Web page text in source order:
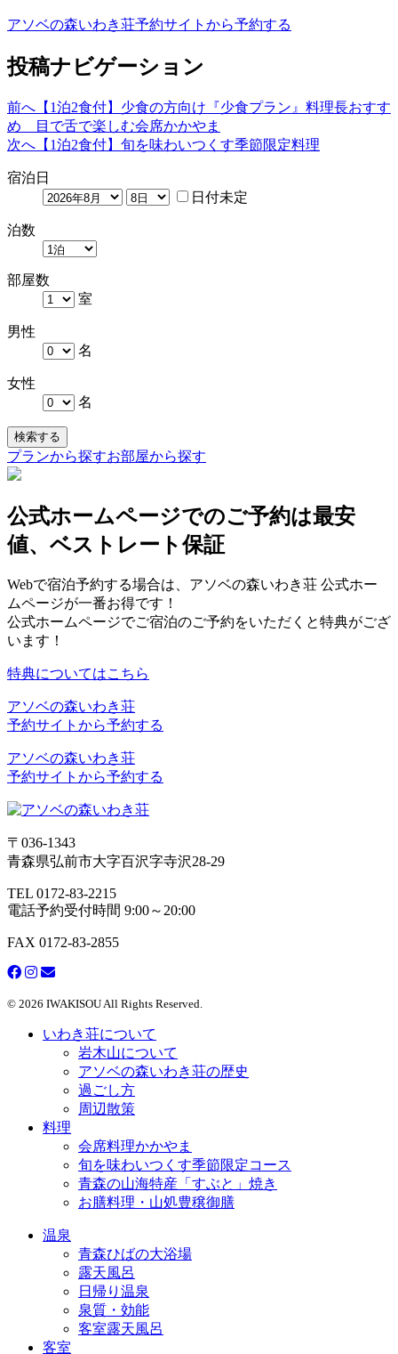
アソベの森いわき荘予約サイトから予約する
投稿ナビゲーション
前へ 【1泊2食付】少食の方向け『少食プラン』料理長おすす
め 目で舌で楽しむ会席かかやま
次へ 【1泊2食付】旬を味わいつくす季節限定料理
宿泊日
日付未定
泊数
部屋数
室
男性
名
女性
名
検索する
プランから探すお部屋から探す
公式ホームページでのご予約は最安
値、ベストレート保証
Webで宿泊予約する場合は、アソベの森いわき荘 公式ホー
ムページが一番お得です！
公式ホームページでご宿泊のご予約をいただくと特典がござ
います！
特典についてはこちら
アソベの森いわき荘
予約サイトから予約する
アソベの森いわき荘
予約サイトから予約する
〒036-1343
青森県弘前市大字百沢字寺沢28-29
TEL 0172-83-2215
電話予約受付時間 9:00～20:00
FAX 0172-83-2855
© 2026 IWAKISOU All Rights Reserved.
いわき荘について
岩木山について
アソベの森いわき荘の歴史
過ごし方
周辺散策
料理
会席料理かかやま
旬を味わいつくす季節限定コース
青森の山海特産「すぶと」焼き
お膳料理・山処豊穣御膳
温泉
青森ひばの大浴場
露天風呂
日帰り温泉
泉質・効能
客室露天風呂
客室